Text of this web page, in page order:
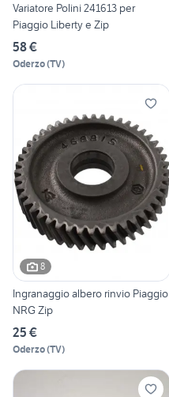
Variatore Polini 241613 per
Piaggio Liberty e Zip
58 €
Oderzo(TV)
8
Ingranaggio albero rinvio Piaggio
NRG Zip
25 €
Oderzo(TV)